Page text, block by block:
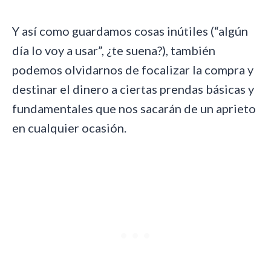
Y así como guardamos cosas inútiles (“algún
día lo voy a usar”, ¿te suena?), también
podemos olvidarnos de focalizar la compra y
destinar el dinero a ciertas prendas básicas y
fundamentales que nos sacarán de un aprieto
en cualquier ocasión.